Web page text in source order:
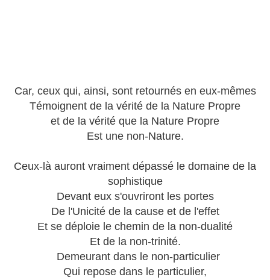
Car, ceux qui, ainsi, sont retournés en eux-mêmes
Témoignent de la vérité de la Nature Propre
et de la vérité que la Nature Propre
Est une non-Nature.
Ceux-là auront vraiment dépassé le domaine de la
sophistique
Devant eux s'ouvriront les portes
De l'Unicité de la cause et de l'effet
Et se déploie le chemin de la non-dualité
Et de la non-trinité.
Demeurant dans le non-particulier
Qui repose dans le particulier,